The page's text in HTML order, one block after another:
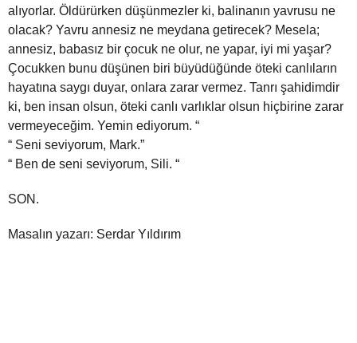
alıyorlar. Öldürürken düşünmezler ki, balinanın yavrusu ne
olacak? Yavru annesiz ne meydana getirecek? Mesela;
annesiz, babasız bir çocuk ne olur, ne yapar, iyi mi yaşar?
Çocukken bunu düşünen biri büyüdüğünde öteki canlıların
hayatına saygı duyar, onlara zarar vermez. Tanrı şahidimdir
ki, ben insan olsun, öteki canlı varlıklar olsun hiçbirine zarar
vermeyeceğim. Yemin ediyorum. “
“ Seni seviyorum, Mark.”
“ Ben de seni seviyorum, Sili. “
SON.
Masalın yazarı: Serdar Yıldırım